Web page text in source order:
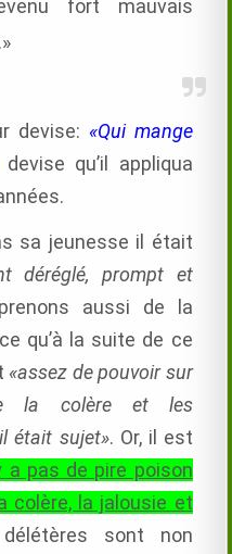
fort mauvais
devise: «Qui mange
devise qu’il appliqua
sa jeunesse il était
déréglé, prompt et
aussi de la
qu’à la suite de ce
«assez de pouvoir sur
la colère et les
était sujet». Or, il est
a pas de pire poison
colère, la jalousie et
sont non